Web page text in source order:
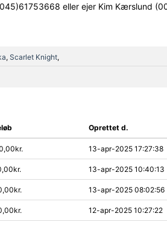
eller ejer Kim Kærslund
, Scarlet Knight,
Oprettet d.
13-apr-2025 17:27:38
13-apr-2025 10:40:13
13-apr-2025 08:02:56
12-apr-2025 10:27:22